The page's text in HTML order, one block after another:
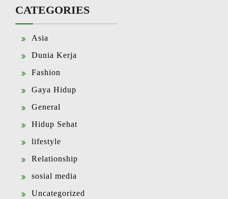
CATEGORIES
Asia
Dunia Kerja
Fashion
Gaya Hidup
General
Hidup Sehat
lifestyle
Relationship
sosial media
Uncategorized